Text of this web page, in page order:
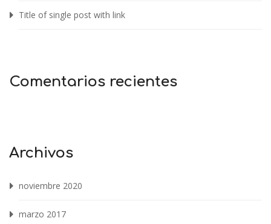
Title of single post with link
Comentarios recientes
Archivos
noviembre 2020
marzo 2017